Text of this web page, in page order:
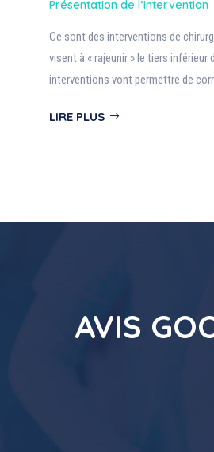
Présentation de l’intervention
Ce sont des interventions de
visent à « rajeunir » le tiers inférieur
interventions vont permettre de
LIRE PLUS
AVIS